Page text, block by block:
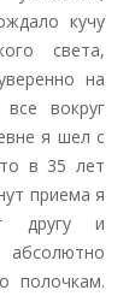
кучу
света,
на
вокруг
я шел с
в 35 лет
приема я
другу и
полочкам.